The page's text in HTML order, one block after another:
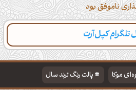
ناموفق بود
تلگرام کپل‌آرت
موکا
پالت رنگ ترند سال